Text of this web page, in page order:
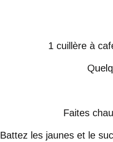
1 cuillère à
Faites
Battez les jaunes et le